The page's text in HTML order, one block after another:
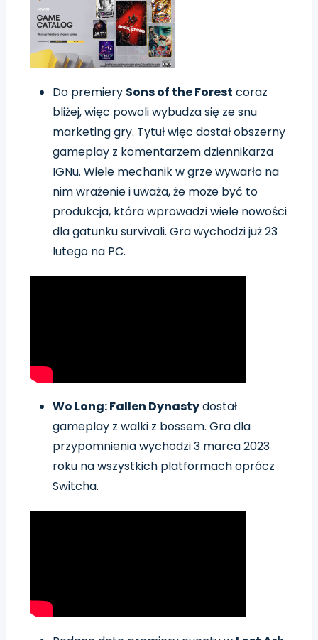
Do premiery Sons of the Forest coraz
bliżej, więc powoli wybudza się ze snu
marketing gry. Tytuł więc dostał obszerny
gameplay z komentarzem dziennikarza
IGNu. Wiele mechanik w grze wywarło na
nim wrażenie i uważa, że może być to
produkcja, która wprowadzi wiele nowości
dla gatunku survivali. Gra wychodzi już 23
lutego na PC.
Wo Long: Fallen Dynastydostał
gameplay z walki z bossem. Gra dla
przypomnienia wychodzi 3 marca 2023
roku na wszystkich platformach oprócz
Switcha.